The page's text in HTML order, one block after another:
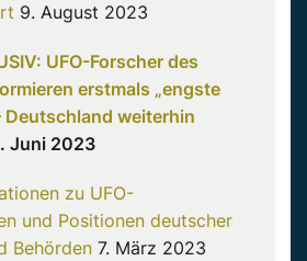
9. August 2023
UFO-Forscher des
erstmals „engste
Deutschland weiterhin
Juni 2023
zu UFO-
und Positionen deutscher
Behörden 7. März 2023